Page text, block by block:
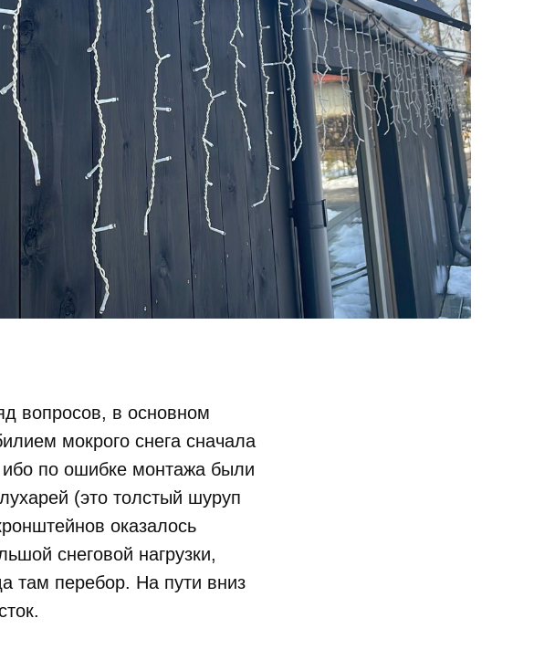
вопросов, в основном
мокрого снега сначала
по ошибке монтажа были
(это толстый шуруп
оказалось
снеговой нагрузки,
там перебор. На пути вниз